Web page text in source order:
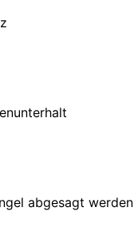
abgesagt werden